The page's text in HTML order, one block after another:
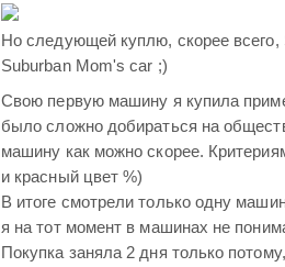
Но следующей куплю, скорее всего,
Suburban Mom's car ;)
Свою первую машину я купила
было сложно добираться на
машину как можно скорее.
и красный цвет %)
В итоге смотрели только одну
я на тот момент в машинах не
Покупка заняла 2 дня только